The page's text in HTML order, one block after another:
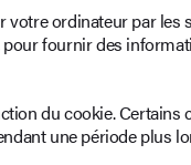
ordinateur par les
fournir des
du cookie.
une période plus